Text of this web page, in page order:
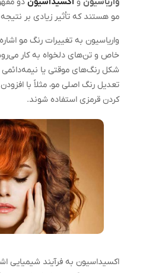
مو هستند که تأثیر زیادی بر نتیجه
واریاسیون به تغییرات رنگ مو
خاص و تن‌های دلخواه به کار
شکل رنگ‌های موقتی یا نیمه‌دائمی
تعدیل رنگ اصلی مو، مثلاً با
کردن قرمزی استفاده شوند.
اکسیداسیون به فرآیند شیمیایی